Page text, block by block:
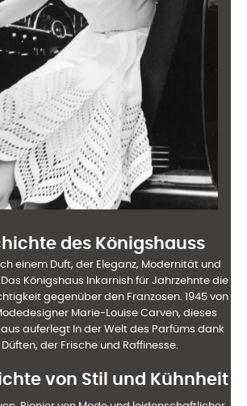
des Königshauss
einem Duft, der Eleganz, Modernität und
Königshaus
Inkarnish für Jahrzehnte die
gegenüber den Franzosen. 1945 von
Marie-Louise Carven, dieses
auferlegt In der Welt des Parfüms dank
der Frische und Raffinesse.
von Stil und Kühnheit